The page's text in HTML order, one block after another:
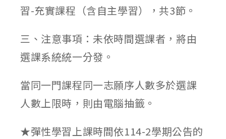
習-充實課程（含自主學習），共3節。
三、注意事項：未依時間選課者，將由
選課系統統一分發。
當同一門課程同一志願序人數多於選課
人數上限時，則由電腦抽籤。
★彈性學習上課時間依114-2學期公告的